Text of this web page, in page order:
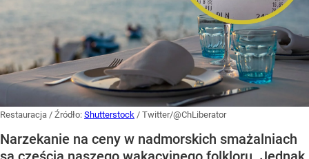
Restauracja / Źródło: Shutterstock / Twitter/@ChLiberator
Narzekanie na ceny w nadmorskich smażalniach